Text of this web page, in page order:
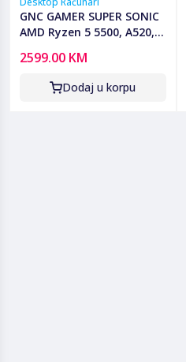
GNC GAMER SUPER SONIC
AMD Ryzen 5 5500, A520,
SSD 1TB, PSU 650W,
kućište gaming
2599.00 KM
Dodaj u korpu